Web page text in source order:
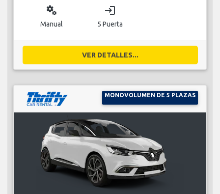
miscellaneous_services
Manual
login
5 Puerta
VER DETALLES...
MONOVOLUMEN DE 5 PLAZAS